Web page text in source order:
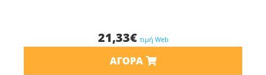
21,33€ τιμή Web
ΑΓΟΡΆ